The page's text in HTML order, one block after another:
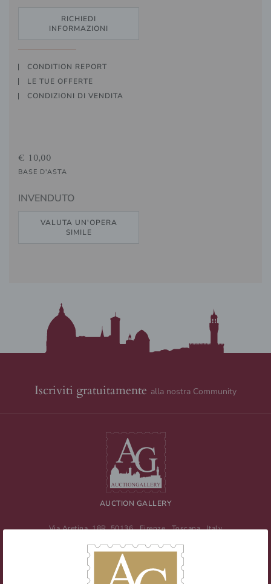
RICHIEDI
INFORMAZIONI
CONDITION REPORT
LE TUE OFFERTE
CONDIZIONI DI VENDITA
€ 10,00
BASE D'ASTA
INVENDUTO
VALUTA UN'OPERA
SIMILE
Iscriviti gratuitamente alla nostra Community
AUCTION GALLERY
Via Aretina, 18R 50136 Firenze,Toscana,Italy
E-mail:info@auctiongallery.it
Partita IVA: